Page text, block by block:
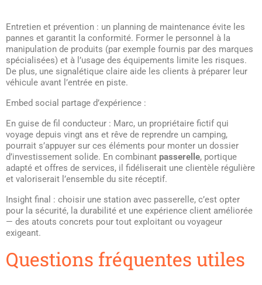
Entretien et prévention : un planning de maintenance évite les
pannes et garantit la conformité. Former le personnel à la
manipulation de produits (par exemple fournis par des marques
spécialisées) et à l’usage des équipements limite les risques.
De plus, une signalétique claire aide les clients à préparer leur
véhicule avant l’entrée en piste.
Embed social partage d’expérience :
En guise de fil conducteur : Marc, un propriétaire fictif qui
voyage depuis vingt ans et rêve de reprendre un camping,
pourrait s’appuyer sur ces éléments pour monter un dossier
d’investissement solide. En combinant passerelle, portique
adapté et offres de services, il fidéliserait une clientèle régulière
et valoriserait l’ensemble du site réceptif.
Insight final : choisir une station avec passerelle, c’est opter
pour la sécurité, la durabilité et une expérience client améliorée
— des atouts concrets pour tout exploitant ou voyageur
exigeant.
Questions fréquentes utiles